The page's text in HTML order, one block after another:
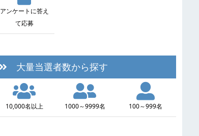
アンケートに答え
て応募
大量当選者数から探す
10,000名以上 1000～9999名 100～999名